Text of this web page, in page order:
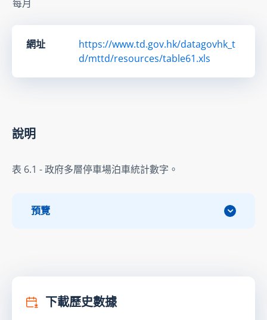
每月
網址
https://www.td.gov.hk/datagovhk_t
d/mttd/resources/table61.xls
說明
表 6.1 - 政府多層停車場泊車統計數字。
預覽
下載歷史數據